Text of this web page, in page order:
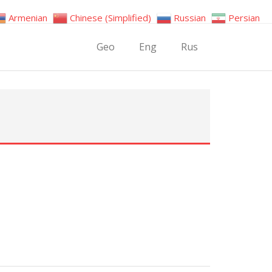
Geo Eng Rus
Armenian Chinese (Simplified) Russian Persian